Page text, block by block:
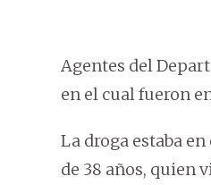
Agentes del
en el cual fueron
La droga estaba
de 38 años, quien